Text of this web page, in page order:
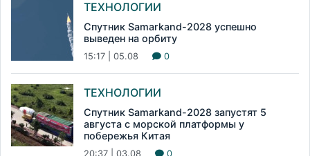
ТЕХНОЛОГИИ
Спутник Samarkand-2028 успешно
выведен на орбиту
15:17 | 05.08 0
ТЕХНОЛОГИИ
Спутник Samarkand-2028 запустят 5
августа с морской платформы у
побережья Китая
20:37 | 03.08 0